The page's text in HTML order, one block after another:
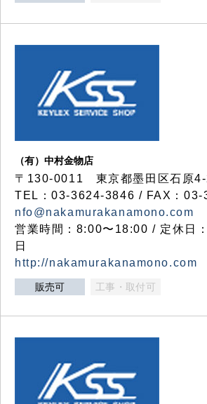
（有）中村金物店
〒130-0011 東京都墨田区石原
TEL：03-3624-3846 / FAX：
nfo@nakamurakanamono.com
営業時間：8:00〜18:00 / 定休日
日
http://nakamurakanamono.com
販売可 工事・取付可